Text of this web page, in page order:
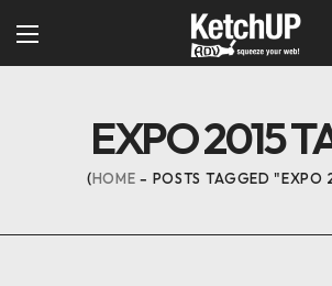
EXPO 2015
HOME POSTS TAGGED "EXPO